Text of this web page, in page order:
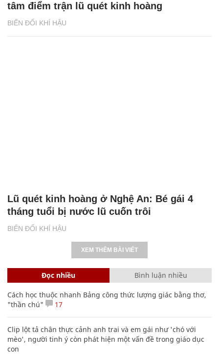
BIẾN ĐỔI KHÍ HẬU
tâm điểm trận lũ quét kinh hoàng
BIẾN ĐỔI KHÍ HẬU
Lũ quét kinh hoàng ở Nghệ An: Bé gái 4
tháng tuổi bị nước lũ cuốn trôi
XEM THÊM BÀI VIẾT
Đọc nhiều Bình luận nhiều
Cách học thuộc nhanh Bảng công thức lượng giác bằng thơ,
"thần chú"
17
Clip lột tả chân thực cảnh anh trai và em gái như 'chó với
mèo', người tinh ý còn phát hiện một vấn đề trong giáo dục
con